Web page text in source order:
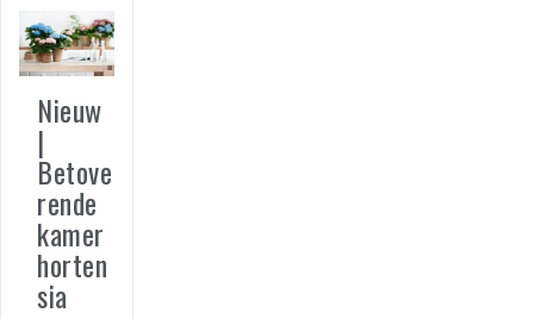
Nieuw
|
Betove
rende
kamer
horten
sia